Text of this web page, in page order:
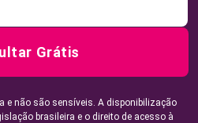
Grátis
e não são sensíveis. A disponibilização
brasileira e o direito de acesso à